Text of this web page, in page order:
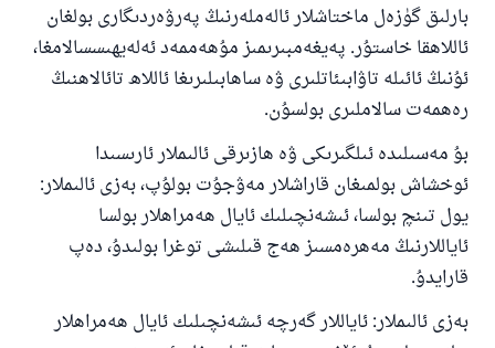
بارلىق گۈزەل ماختاشلار ئالەملەرنىڭ پەرۋەردىگارى بولغان
ئاللاھقا خاستۇر. پەيغەمبىرىمىز مۇھەممەد ئەلەيھىسسالامغا،
ئۇنىڭ ئائىلە تاۋابىئاتلىرى ۋە ساھابىلىرىغا ئاللاھ تائالاھنىڭ
رەھمەت سالاملىرى بولسۇن.
بۇ مەسىلىدە ئىلگىرىكى ۋە ھازىرقى ئالىملار ئارىسىدا
ئوخشاش بولمىغان قاراشلار مەۋجۇت بولۇپ، بەزى ئالىملار:
يول تىنچ بولسا، ئىشەنچىلىك ئايال ھەمراھلار بولسا
ئاياللارنىڭ مەھرەمسىز ھەج قىلىشى توغرا بولىدۇ، دەپ
قارايدۇ.
بەزى ئالىملار: ئاياللار گەرچە ئىشەنچىلىك ئايال ھەمراھلار